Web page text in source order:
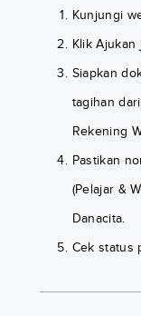
Kunjungi
Klik Ajukan
Siapkan
tagihan
Rekening
Pastikan
(Pelajar &
Danacita.
Cek status